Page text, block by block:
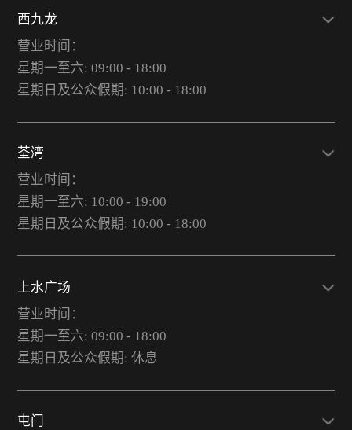
西九龙
营业时间：
星期一至六: 09:00 - 18:00
星期日及公众假期: 10:00 - 18:00
荃湾
营业时间：
星期一至六: 10:00 - 19:00
星期日及公众假期: 10:00 - 18:00
上水广场
营业时间：
星期一至六: 09:00 - 18:00
星期日及公众假期: 休息
屯门